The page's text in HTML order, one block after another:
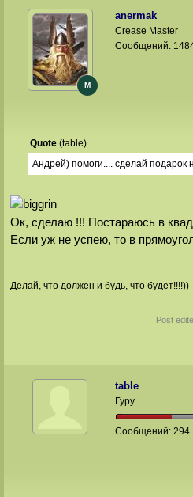
anermak
M
Crease Master
Сообщений:
Quote(table)
Андрей) помоги.... сделай подарок
Ок, сделаю !!! Постараюсь в
Если уж не успею, то в
Делай, что должен и будь, что будет!!!!))
Post
table
Гуру
Сообщений:294